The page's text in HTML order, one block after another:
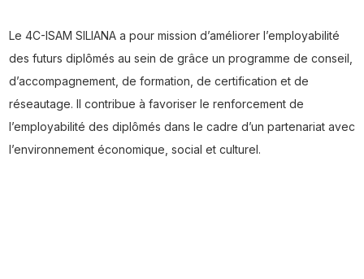
Le 4C-ISAM SILIANA a pour mission d’améliorer l’employabilité
des futurs diplômés au sein de grâce un programme de conseil,
d’accompagnement, de formation, de certification et de
réseautage. Il contribue à favoriser le renforcement de
l’employabilité des diplômés dans le cadre d’un partenariat avec
l’environnement économique, social et culturel.